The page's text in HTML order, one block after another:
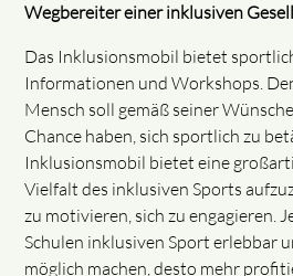
Wegbereiter einer inklusiven
Das Inklusionsmobil bietet
Informationen und Workshops.
Mensch soll gemäß seiner
Chance haben, sich sportlich zu
Inklusionsmobil bietet eine
Vielfalt des inklusiven Sports
zu motivieren, sich zu engagieren.
Schulen inklusiven Sport erlebbar
möglich machen, desto mehr